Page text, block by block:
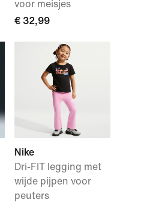
voor meisjes
€ 32,99
Nike
Dri-FIT legging met
wijde pijpen voor
peuters